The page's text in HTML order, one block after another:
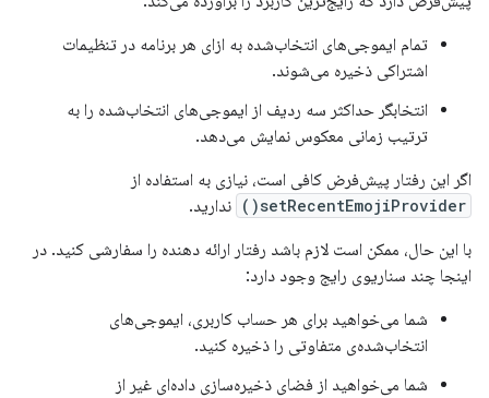
تمام ایموجی‌های انتخاب‌شده به ازای هر برنامه در تنظیمات
اشتراکی ذخیره می‌شوند.
انتخابگر حداکثر سه ردیف از ایموجی‌های انتخاب‌شده را به
ترتیب زمانی معکوس نمایش می‌دهد.
اگر این رفتار پیش‌فرض کافی است، نیازی به استفاده از
setRecentEmojiProvider()
ندارید.
با این حال، ممکن است لازم باشد رفتار ارائه دهنده را سفارشی کنید. در
اینجا چند سناریوی رایج وجود دارد:
شما می‌خواهید برای هر حساب کاربری، ایموجی‌های
انتخاب‌شده‌ی متفاوتی را ذخیره کنید.
شما می‌خواهید از فضای ذخیره‌سازی داده‌ای غیر از